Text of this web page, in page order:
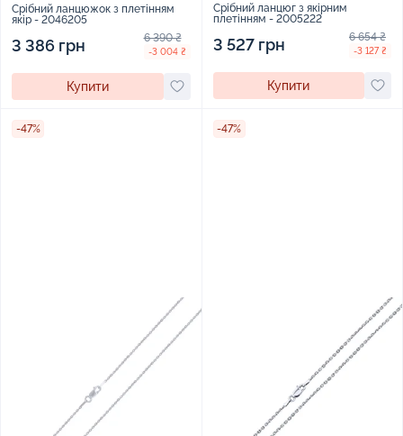
Срібний ланцюжок з плетінням
якір - 2046205
3 386 грн 6 390 ₴
-3 004 ₴
Купити
Срібний ланцюг з якірним
плетінням - 2005222
3 527 грн 6 654 ₴
-3 127 ₴
Купити
-47% -47%